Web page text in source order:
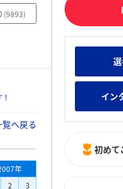
なの新卒就職人気企業ランキ
28卒 IT・DX現場社員インタビュ
(9893)
覧へ戻る
年
2
3
イン
初めて